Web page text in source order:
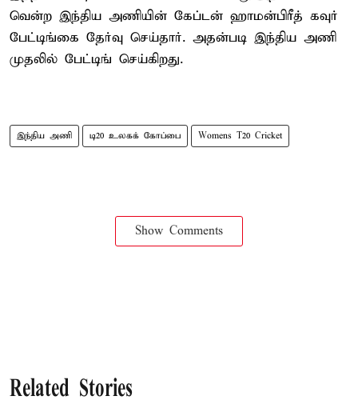
வென்ற இந்திய அணியின் கேப்டன் ஹாமன்பிரீத் கவுர்
பேட்டிங்கை தேர்வு செய்தார். அதன்படி இந்திய அணி
முதலில் பேட்டிங் செய்கிறது.
இந்திய அணி டி20 உலகக் கோப்பை Womens T20 Cricket
Show Comments
Related Stories